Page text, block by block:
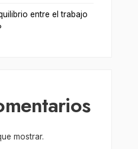
entre el trabajo
mostrar.